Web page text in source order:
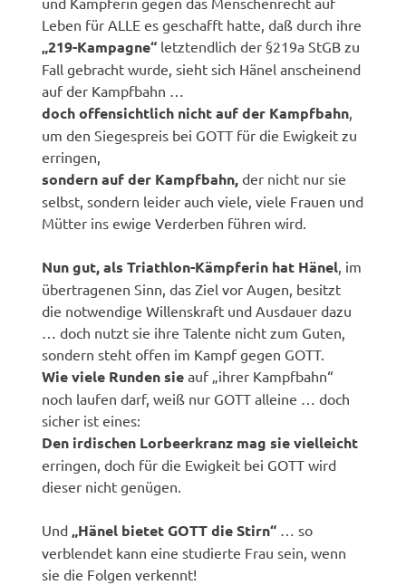
Leben für ALLE es geschafft hatte, daß durch ihre
„219-Kampagne“ letztendlich der §219a StGB zu
Fall gebracht wurde, sieht sich Hänel anscheinend
auf der Kampfbahn …
doch offensichtlich nicht auf der Kampfbahn,
um den Siegespreis bei GOTT für die Ewigkeit zu
erringen,
sondern auf der Kampfbahn,der nicht nur sie
selbst, sondern leider auch viele, viele Frauen und
Mütter ins ewige Verderben führen wird.
Nun gut, als Triathlon-Kämpferin hat Hänel, im
übertragenen Sinn, das Ziel vor Augen, besitzt
die notwendige Willenskraft und Ausdauer dazu
… doch nutzt sie ihre Talente nicht zum Guten,
sondern steht offen im Kampf gegen GOTT.
Wie viele Runden sie auf „ihrer Kampfbahn“
noch laufen darf, weiß nur GOTT alleine … doch
sicher ist eines:
Den irdischen Lorbeerkranz mag sie vielleicht
erringen, doch für die Ewigkeit bei GOTT wird
dieser nicht genügen.
Und „Hänel bietet GOTT die Stirn“ … so
verblendet kann eine studierte Frau sein, wenn
sie die Folgen verkennt!